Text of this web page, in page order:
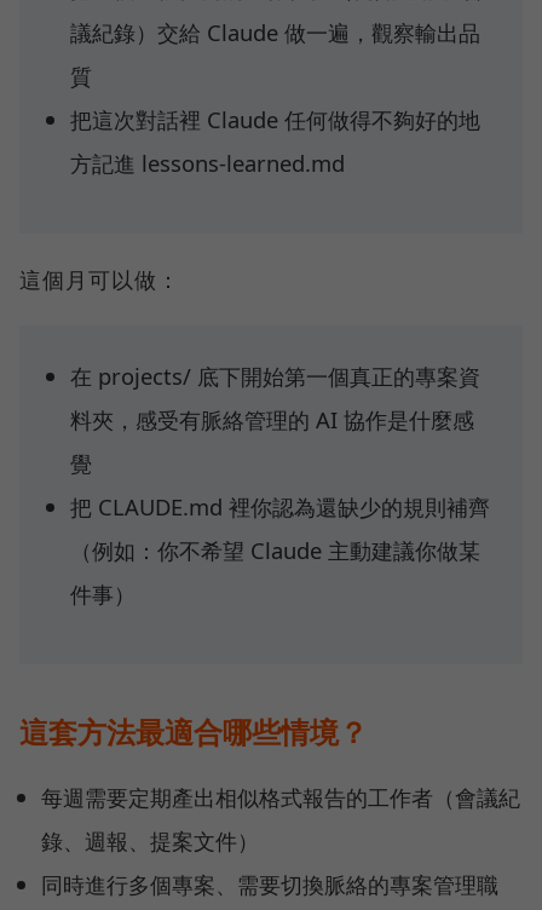
議紀錄）交給 Claude 做一遍，觀察輸出品
質
把這次對話裡 Claude 任何做得不夠好的地
方記進 lessons-learned.md
這個月可以做：
在 projects/ 底下開始第一個真正的專案資
料夾，感受有脈絡管理的 AI 協作是什麼感
覺
把 CLAUDE.md 裡你認為還缺少的規則補齊
（例如：你不希望 Claude 主動建議你做某
件事）
這套方法最適合哪些情境？
每週需要定期產出相似格式報告的工作者（會議紀
錄、週報、提案文件）
同時進行多個專案、需要切換脈絡的專案管理職